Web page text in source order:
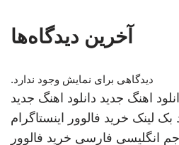
آخرین دیدگاه‌ها
دیدگاهی برای نمایش وجود ندارد.
اهنگ جدید دانلود اهنگ جدید
بک لینک خرید فالوور اینستاگرام
انگلیسی فارسی خرید فالوور